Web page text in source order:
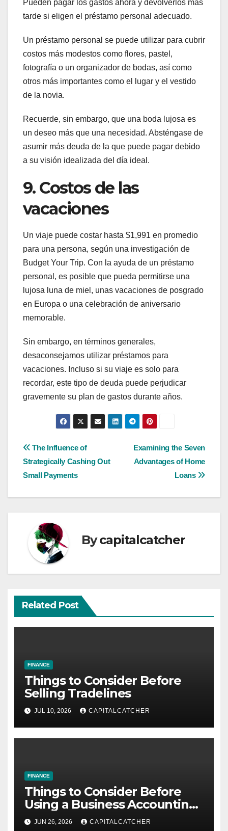
Pueden pagar los gastos ahora y devolverlos más
tarde si eligen el préstamo personal adecuado.
Un préstamo personal se puede utilizar para cubrir
costos más modestos como flores, pastel,
fotografía o un organizador de bodas, así como
otros más importantes como el lugar y el vestido
de la novia.
Recuerde, sin embargo, que una boda lujosa es
un deseo más que una necesidad. Absténgase de
asumir más deuda de la que puede pagar debido
a su visión idealizada del día ideal.
9. Costos de las
vacaciones
Un viaje puede costar hasta $1,991 en promedio
para una persona, según una investigación de
Budget Your Trip. Con la ayuda de un préstamo
personal, es posible que pueda permitirse una
lujosa luna de miel, unas vacaciones de posgrado
en Europa o una celebración de aniversario
memorable.
Sin embargo, en términos generales,
desaconsejamos utilizar préstamos para
vacaciones. Incluso si su viaje es solo para
recordar, este tipo de deuda puede perjudicar
gravemente su plan de gastos durante años.
Post
navigation
Examining the Seven
Advantages of Home
Loans
The Influence of
Strategically Cashing Out
Small Payments
Bycapitalcatcher
Related Post
FINANCE
Things to Consider Before
Selling Tradelines
JUL 10, 2026 CAPITALCATCHER
FINANCE
Things to Consider Before
Using a Business Accounting
Advisory Service
JUN 26, 2026 CAPITALCATCHER